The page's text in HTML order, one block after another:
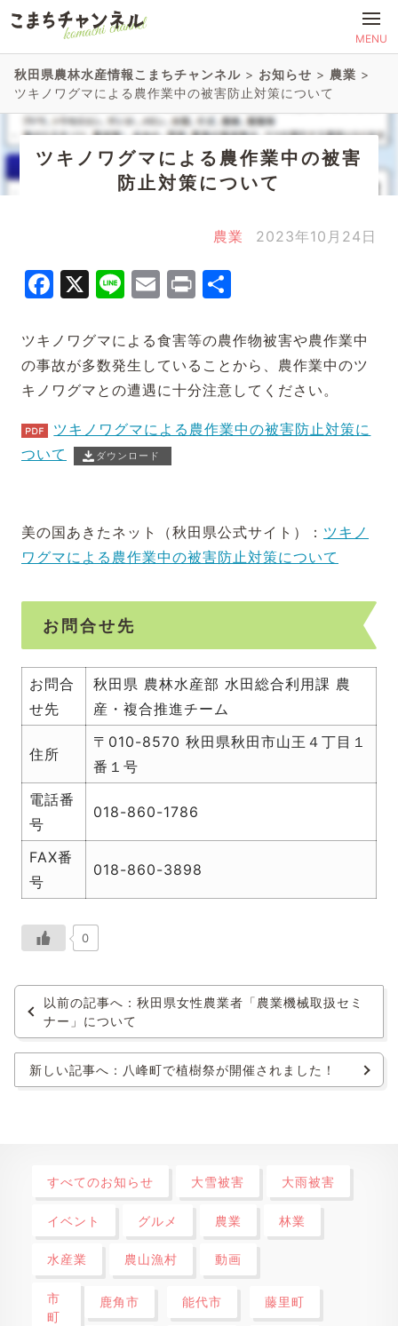
MENU
秋田県農林水産情報こまちチャンネル > お知らせ > 農業 >
ツキノワグマによる農作業中の被害防止対策について
ツキノワグマによる農作業中の被害
防止対策について
農業 2023年10月24日
Facebook
X LineEmail
Print
ツキノワグマによる食害等の農作物被害や農作業中
の事故が多数発生していることから、農作業中のツ
キノワグマとの遭遇に十分注意してください。
ツキノワグマによる農作業中の被害防止対策に
ついて
ダウンロード
美の国あきたネット（秋田県公式サイト）： ツキノ
ワグマによる農作業中の被害防止対策について
お問合せ先
お問合
せ先
秋田県 農林水産部 水田総合利用課 農
産・複合推進チーム
住所
〒010-8570 秋田県秋田市山王４丁目１
番１号
電話番
号
018-860-1786
FAX番
号
018-860-3898
0
以前の記事へ：秋田県女性農業者「農業機械取扱セミ
ナー」について
新しい記事へ：八峰町で植樹祭が開催されました！
すべてのお知らせ 大雪被害 大雨被害
イベント グルメ 農業 林業
水産業 農山漁村 動画
市
町
鹿角市 能代市 藤里町